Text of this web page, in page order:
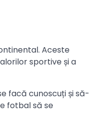
Aceste
sportive și a
facă cunoscuți și să-
fotbal să se